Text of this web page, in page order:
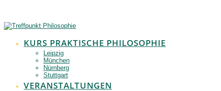
springen
KURS PRAKTISCHE PHILOSOPHIE
Leipzig
München
Nürnberg
Stuttgart
VERANSTALTUNGEN